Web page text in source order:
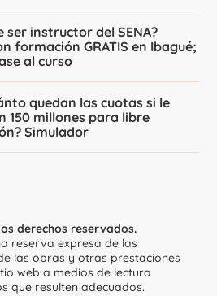
ser instructor del SENA?
formación GRATIS en Ibagué;
al curso
quedan las cuotas si le
150 millones para libre
Simulador
derechos reservados.
reserva expresa de las
las obras y otras prestaciones
web a medios de lectura
que resulten adecuados.